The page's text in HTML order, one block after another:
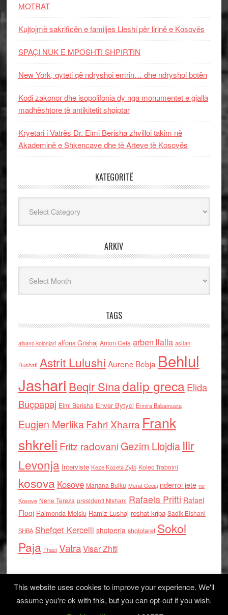
MOTRAT
Kujtojmë sakrificën e familjes Lleshi për lirinë e Kosovës
SPAÇI NUK E MPOSHTI SHPIRTIN
New York, qyteti që ndryshoi emrin… dhe ndryshoi botën
Kodi zakonor dhe isopolifonia dy nga monumentet e gjalla
madhështore të antikitetit shqiptar
Kryetari i Vatrës Dr. Elmi Berisha zhvilloi takim në
Akademinë e Shkencave dhe të Arteve të Kosovës
KATEGORITË
ARKIV
TAGS
albano kolonjari alfons Grishaj Anton Cefa arben llalla asllan
Bushati Astrit Lulushi Aurenc Bebja Behlul
Jashari Beqir Sinadalip grecaElida
Buçpapaj Elmi Berisha Enver Bytyci Ermira Babamusta
Eugjen MerlikaFahri Xharra Frank
shkreli Fritz radovaniGezim Llojdia Ilir
Levonja Interviste Keze Kozeta Zylo Kolec Traboini
kosova Kosove Marjana Bulku Murat Gecaj nderroi jete ne
Kosove Nene Tereza presidenti Nishani Rafaela Prifti Rafael
Floqi Raimonda Moisiu Ramiz Lushaj reshat kripa Sadik Elshani
SHBA Shefqet Kercelli shqiperia shqiptaret Sokol
Paja Thaci VatraVisar Zhiti
This website uses cookies to improve your experience. We'll
assume you're ok with this, but you can opt-out if you wish.